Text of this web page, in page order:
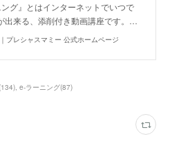
グ』とはインターネットでいつで
出来る、添削付き動画講座です。…
プレシャスマミー 公式ホームページ
134) e-ラーニング(87)